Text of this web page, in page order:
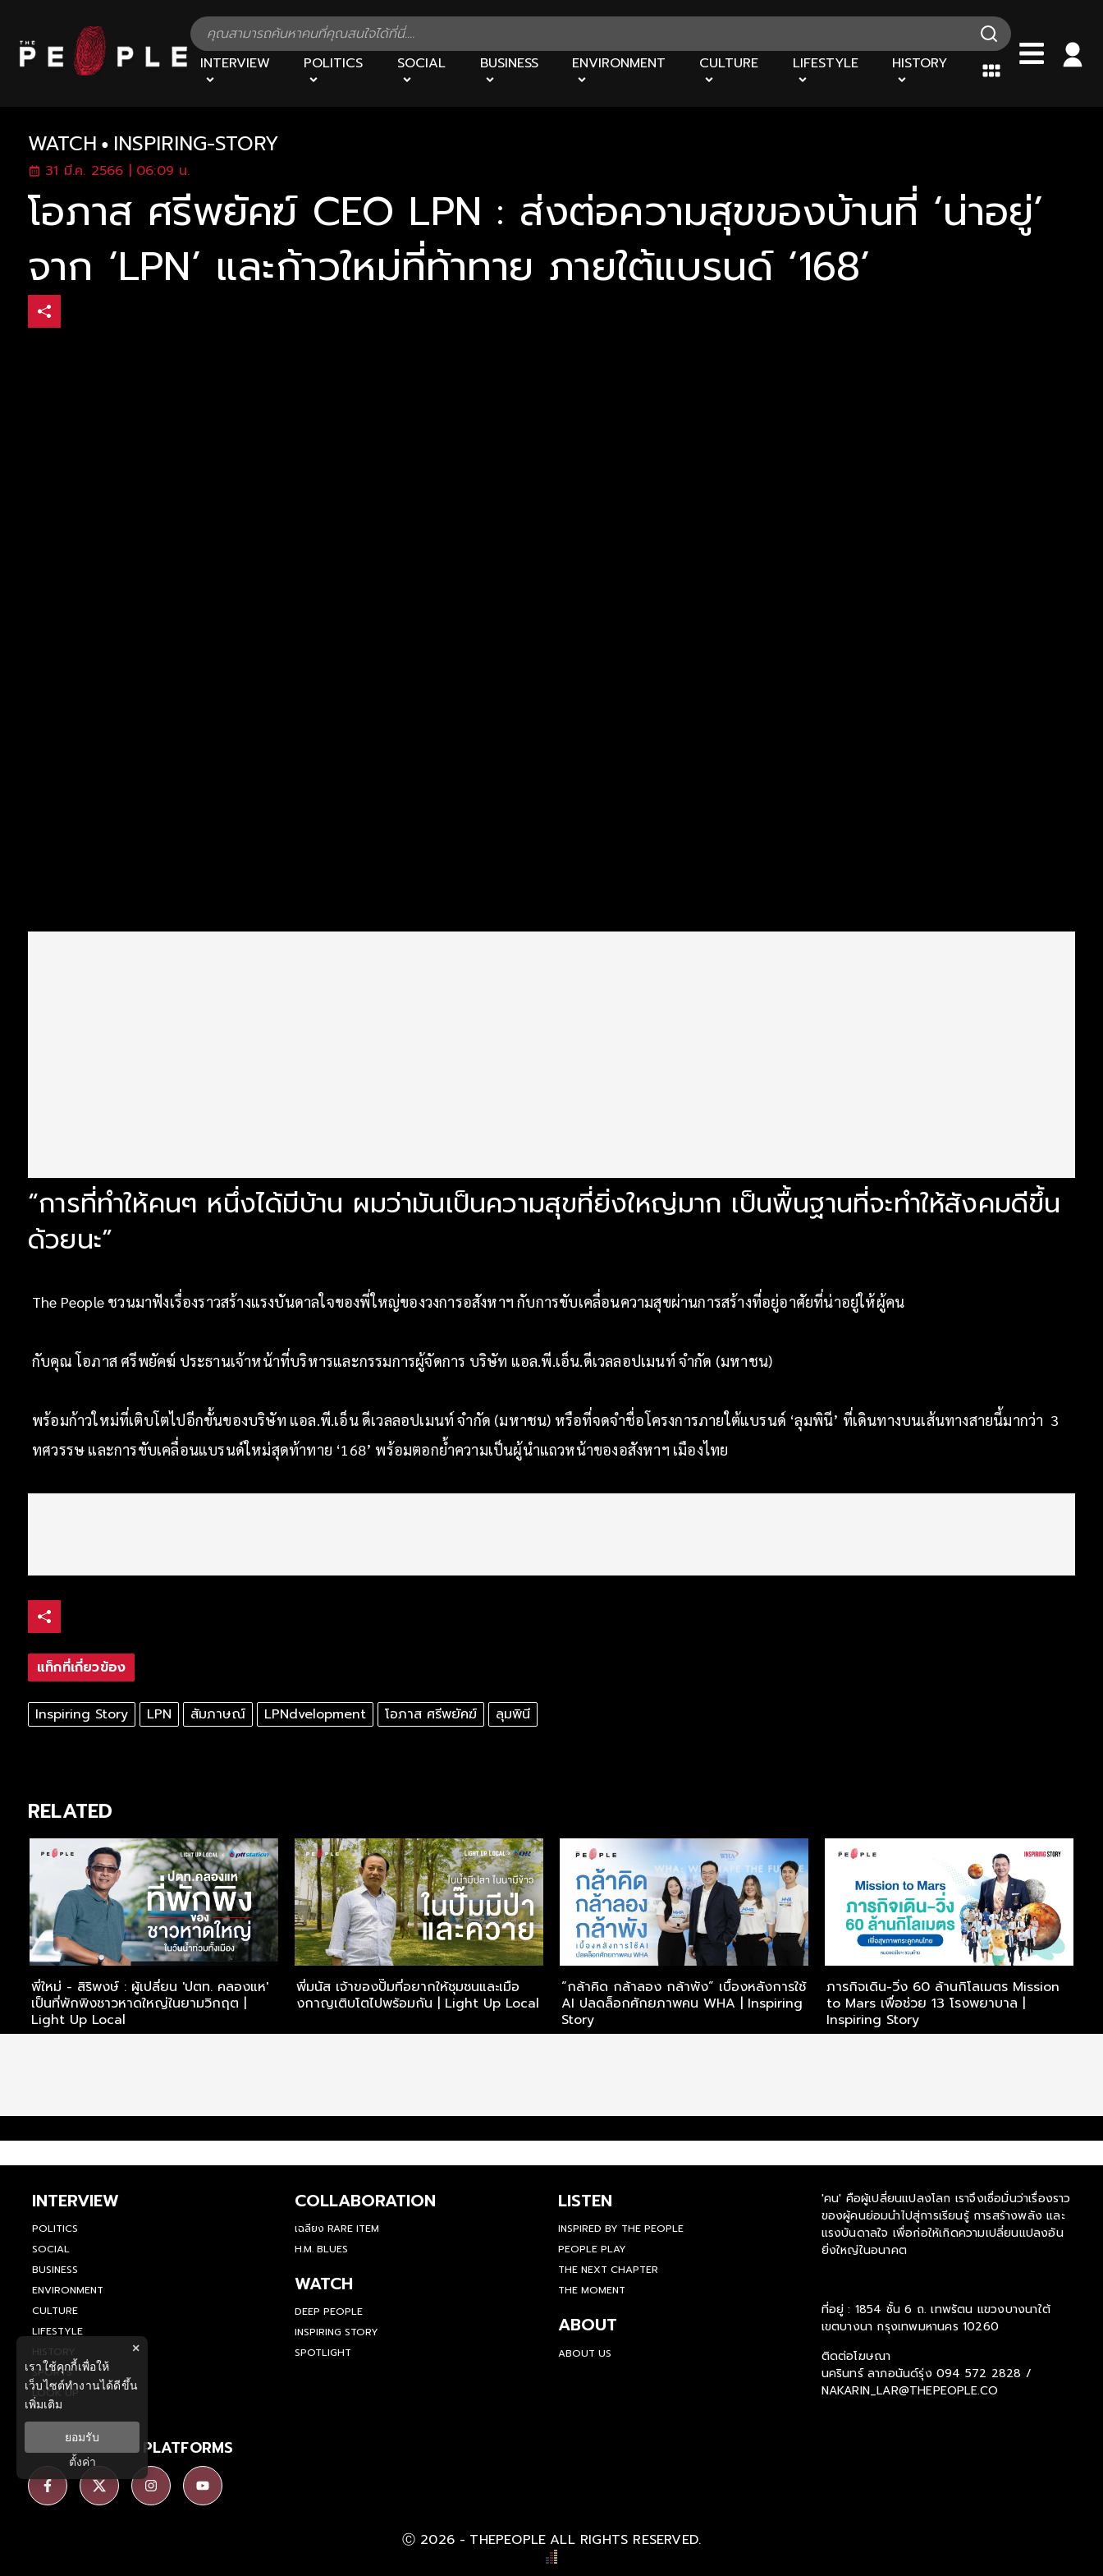
INTERVIEW POLITICS SOCIAL BUSINESS ENVIRONMENT CULTURE LIFESTYLE HISTORY
WATCH INSPIRING-STORY
31 มี.ค. 2566 | 06:09 น.
โอภาส ศรีพยัคฆ์ CEO LPN : ส่งต่อความสุขของบ้านที่ ‘น่าอยู่’
จาก ‘LPN’ และก้าวใหม่ที่ท้าทาย ภายใต้แบรนด์ ‘168’
“การที่ทำให้คนๆ หนึ่งได้มีบ้าน ผมว่ามันเป็นความสุขที่ยิ่งใหญ่มาก เป็นพื้นฐานที่จะทำให้สังคมดีขึ้น
ด้วยนะ”
The People ชวนมาฟังเรื่องราวสร้างแรงบันดาลใจของพี่ใหญ่ของวงการอสังหาฯ กับการขับเคลื่อนความสุขผ่านการสร้างที่อยู่อาศัยที่น่าอยู่ให้ผู้คน
กับคุณ โอภาส ศรีพยัคฆ์ ประธานเจ้าหน้าที่บริหารและกรรมการผู้จัดการ บริษัท แอล.พี.เอ็น.ดีเวลลอปเมนท์ จำกัด (มหาชน)
พร้อมก้าวใหม่ที่เติบโตไปอีกขั้นของบริษัท แอล.พี.เอ็น ดีเวลลอปเมนท์ จำกัด (มหาชน) หรือที่จดจำชื่อโครงการภายใต้แบรนด์ ‘ลุมพินี’ ที่เดินทางบนเส้นทางสายนี้มากว่า 3
ทศวรรษ และการขับเคลื่อนแบรนด์ใหม่สุดท้าทาย ‘168’ พร้อมตอกย้ำความเป็นผู้นำแถวหน้าของอสังหาฯ เมืองไทย
แท็กที่เกี่ยวข้อง
Inspiring Story LPN สัมภาษณ์ LPNdvelopment โอภาส ศรีพยัคฆ์ ลุมพินี
RELATED
พี่ใหม่ - สิริพงษ์ : ผู้เปลี่ยน 'ปตท. คลองแห'
เป็นที่พักพิงชาวหาดใหญ่ในยามวิกฤต |
Light Up Local
พี่มนัส เจ้าของปั๊มที่อยากให้ชุมชนและเมือ
งกาญเติบโตไปพร้อมกัน | Light Up Local
“กล้าคิด กล้าลอง กล้าพัง” เบื้องหลังการใช้
AI ปลดล็อกศักยภาพคน WHA | Inspiring
Story
ภารกิจเดิน-วิ่ง 60 ล้านกิโลเมตร Mission
to Mars เพื่อช่วย 13 โรงพยาบาล |
Inspiring Story
INTERVIEW
POLITICS
SOCIAL
BUSINESS
ENVIRONMENT
CULTURE
LIFESTYLE
HISTORY
SPORTS
LOOK UP
COLLABORATION
เฉลียง RARE ITEM
H.M. BLUES
WATCH
DEEP PEOPLE
INSPIRING STORY
SPOTLIGHT
LISTEN
INSPIRED BY THE PEOPLE
PEOPLE PLAY
THE NEXT CHAPTER
THE MOMENT
ABOUT
ABOUT US
'คน' คือผู้เปลี่ยนแปลงโลก เราจึงเชื่อมั่นว่าเรื่องราว
ของผู้คนย่อมนำไปสู่การเรียนรู้ การสร้างพลัง และ
แรงบันดาลใจ เพื่อก่อให้เกิดความเปลี่ยนแปลงอัน
ยิ่งใหญ่ในอนาคต
ที่อยู่ : 1854 ชั้น 6 ถ. เทพรัตน แขวงบางนาใต้
เขตบางนา กรุงเทพมหานคร 10260
ติดต่อโฆษณา
นครินทร์ ลาภอนันด์รุ่ง 094 572 2828 /
NAKARIN_LAR@THEPEOPLE.CO
SOCIAL MEDIA PLATFORMS
Ⓒ 2026 - THEPEOPLE ALL RIGHTS RESERVED.
×
เราใช้คุกกี้เพื่อให้
เว็บไซต์ทำงานได้ดีขึ้น
เพิ่มเติม
ยอมรับ
ตั้งค่า